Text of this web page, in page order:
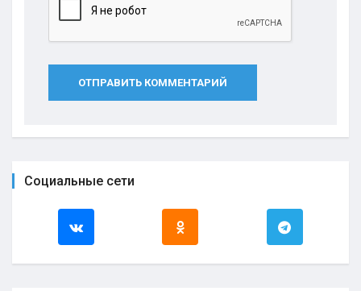
ОТПРАВИТЬ КОММЕНТАРИЙ
Социальные сети